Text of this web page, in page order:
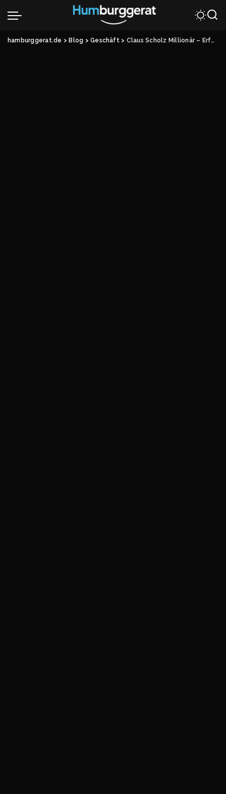
hamburggerat.de > Blog >Geschäft> Claus Scholz Millionär – Erfolg, Strategien und Lebensgeschichte